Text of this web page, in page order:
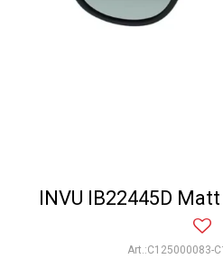
INVU IB22445D
C125000083-